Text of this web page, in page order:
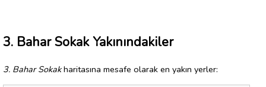
3. Bahar Sokak Yakınındakiler
3. Bahar Sokakharitasına mesafe olarak en yakın yerler: